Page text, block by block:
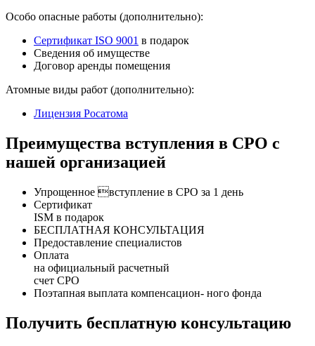
Особо опасные работы (дополнительно):
Сертификат ISO 9001 в подарок
Сведения об имуществе
Договор аренды помещения
Атомные виды работ (дополнительно):
Лицензия Росатома
Преимущества вступления в СРО с
нашей организацией
Упрощенное вступление в СРО за 1 день
Сертификат
ISM в подарок
БЕСПЛАТНАЯ КОНСУЛЬТАЦИЯ
Предоставление специалистов
Оплата
на официальный расчетный
счет СРО
Поэтапная выплата компенсацион- ного фонда
Получить бесплатную консультацию